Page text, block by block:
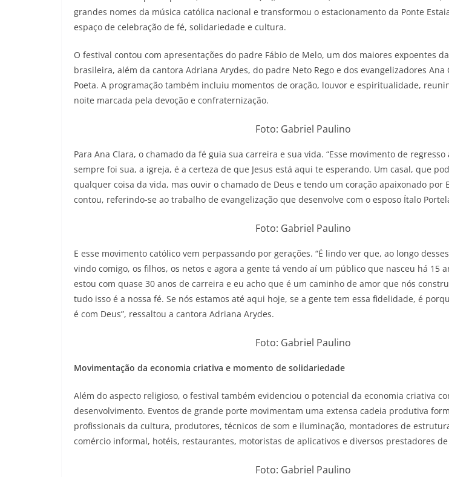
grandes nomes da música católica nacional e transformou o estacionamento da Ponte
espaço de celebração de fé, solidariedade e cultura.
O festival contou com apresentações do padre Fábio de Melo, um dos maiores expoentes
brasileira, além da cantora Adriana Arydes, do padre Neto Rego e dos evangelizadores Ana
Poeta. A programação também incluiu momentos de oração, louvor e espiritualidade,
noite marcada pela devoção e confraternização.
Foto: Gabriel Paulino
Para Ana Clara, o chamado da fé guia sua carreira e sua vida. “Esse movimento de regresso
sempre foi sua, a igreja, é a certeza de que Jesus está aqui te esperando. Um casal, que
qualquer coisa da vida, mas ouvir o chamado de Deus e tendo um coração apaixonado por
contou, referindo-se ao trabalho de evangelização que desenvolve com o esposo Ítalo
Foto: Gabriel Paulino
E esse movimento católico vem perpassando por gerações. “É lindo ver que, ao longo
vindo comigo, os filhos, os netos e agora a gente tá vendo aí um público que nasceu há 15
estou com quase 30 anos de carreira e eu acho que é um caminho de amor que nós
tudo isso é a nossa fé. Se nós estamos até aqui hoje, se a gente tem essa fidelidade, é
é com Deus”, ressaltou a cantora Adriana Arydes.
Foto: Gabriel Paulino
Movimentação da economia criativa e momento de solidariedade
Além do aspecto religioso, o festival também evidenciou o potencial da economia criativa
desenvolvimento. Eventos de grande porte movimentam uma extensa cadeia produtiva
profissionais da cultura, produtores, técnicos de som e iluminação, montadores de
comércio informal, hotéis, restaurantes, motoristas de aplicativos e diversos prestadores de
Foto: Gabriel Paulino